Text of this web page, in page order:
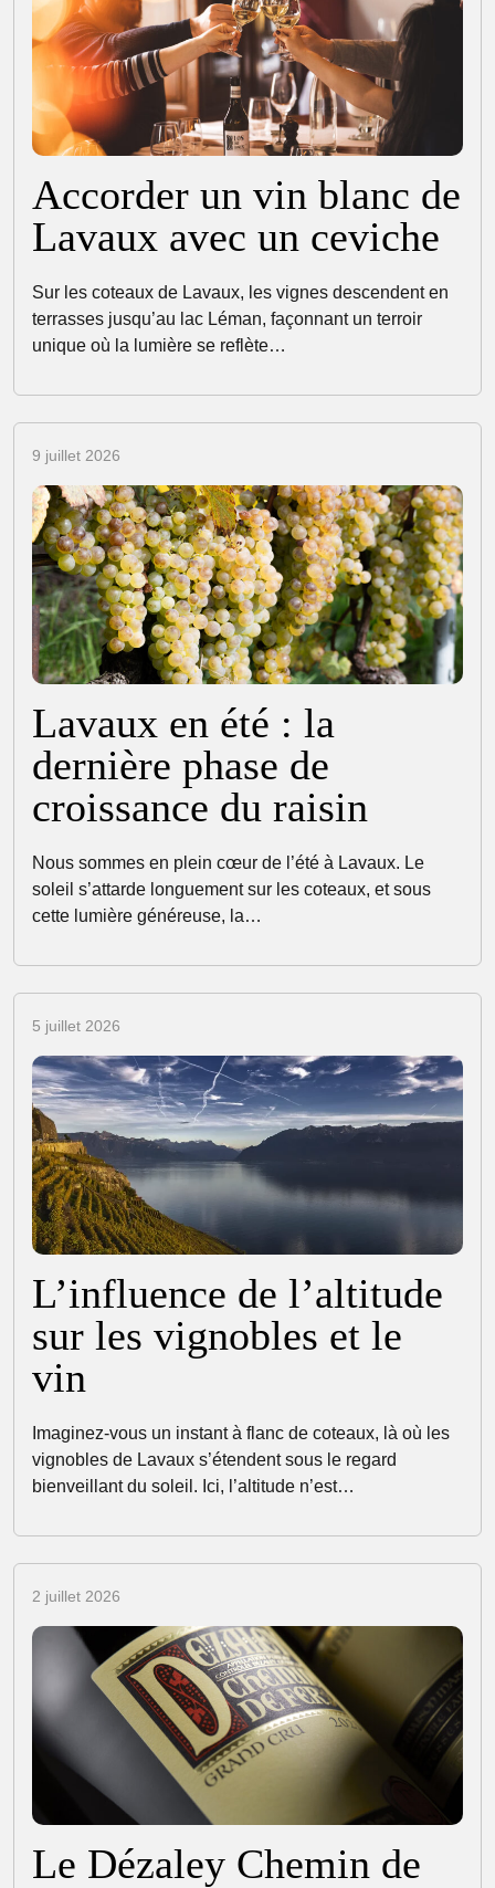
Accorder un vin blanc de
Lavaux avec un ceviche
Sur les coteaux de Lavaux, les vignes descendent en
terrasses jusqu’au lac Léman, façonnant un terroir
unique où la lumière se reflète…
9 juillet 2026
Lavaux en été : la
dernière phase de
croissance du raisin
Nous sommes en plein cœur de l’été à Lavaux. Le
soleil s’attarde longuement sur les coteaux, et sous
cette lumière généreuse, la…
5 juillet 2026
L’influence de l’altitude
sur les vignobles et le
vin
Imaginez-vous un instant à flanc de coteaux, là où les
vignobles de Lavaux s’étendent sous le regard
bienveillant du soleil. Ici, l’altitude n’est…
2 juillet 2026
Le Dézaley Chemin de